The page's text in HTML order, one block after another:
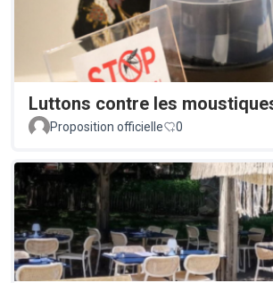
Luttons contre les
Proposition officielle
0